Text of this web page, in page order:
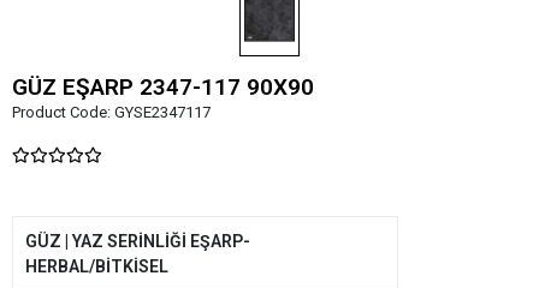
GÜZ EŞARP 2347-117 90X90
Product Code: GYSE2347117
GÜZ | YAZ SERİNLİĞİ EŞARP-
HERBAL/BİTKİSEL